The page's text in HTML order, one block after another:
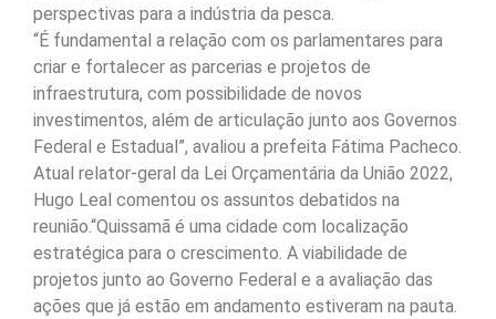
perspectivas para a indústria da pesca.
“É fundamental a relação com os parlamentares para
criar e fortalecer as parcerias e projetos de
infraestrutura, com possibilidade de novos
investimentos, além de articulação junto aos Governos
Federal e Estadual”, avaliou a prefeita Fátima Pacheco.
Atual relator-geral da Lei Orçamentária da União 2022,
Hugo Leal comentou os assuntos debatidos na
reunião.“Quissamã é uma cidade com localização
estratégica para o crescimento. A viabilidade de
projetos junto ao Governo Federal e a avaliação das
ações que já estão em andamento estiveram na pauta.